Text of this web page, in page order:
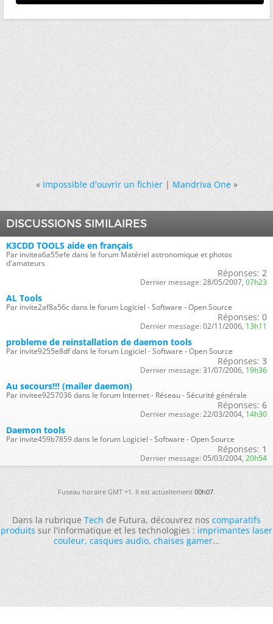
« Impossible d'ouvrir un fichier|Mandriva One »
DISCUSSIONS SIMILAIRES
K3CDD TOOLS aide en français
Par invitea6a55efe dans le forum Matériel astronomique et photos
d'amateurs
Réponses: 2
Dernier message: 28/05/2007, 07h23
AL Tools
Par invite2af8a56c dans le forum Logiciel - Software - Open Source
Réponses: 0
Dernier message: 02/11/2006, 13h11
probleme de reinstallation de daemon tools
Par invite9255e8df dans le forum Logiciel - Software - Open Source
Réponses: 3
Dernier message: 31/07/2006, 19h36
Au secours!!! (mailer daemon)
Par invitee9257036 dans le forum Internet - Réseau - Sécurité générale
Réponses: 6
Dernier message: 22/03/2004, 14h30
Daemon tools
Par invite459b7859 dans le forum Logiciel - Software - Open Source
Réponses: 1
Dernier message: 05/03/2004, 20h54
Fuseau horaire GMT +1. Il est actuellement00h07.
Dans la rubriqueTechde Futura, découvrez noscomparatifs
produitssur l'informatique et les technologies :imprimantes laser
couleur,casques audio,chaises gamer...